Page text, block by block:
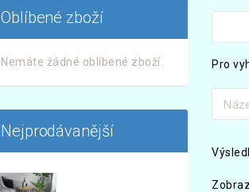
Oblíbené zboží
Nemáte žádné oblíbené zboží.
Nejprodávanější
Pro